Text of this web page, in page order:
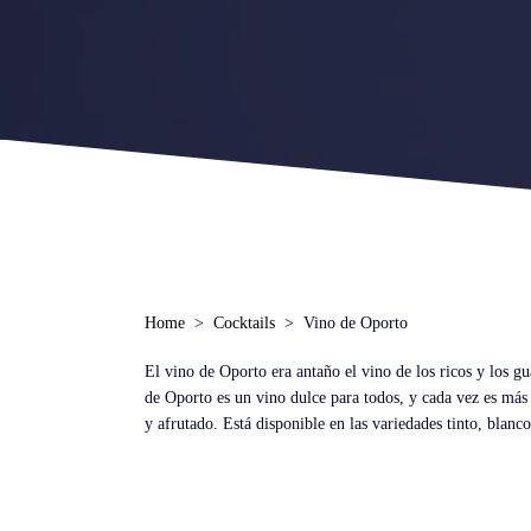
Home Cocktails Vino de Oporto
El vino de Oporto era antaño el vino de los ricos y los
de Oporto es un vino dulce para todos, y cada vez es
y afrutado. Está disponible en las variedades tinto,